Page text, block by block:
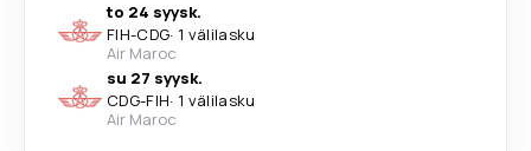
to 24 syysk.
FIH-CDG· 1 välilasku
Air Maroc
su 27 syysk.
CDG-FIH· 1 välilasku
Air Maroc